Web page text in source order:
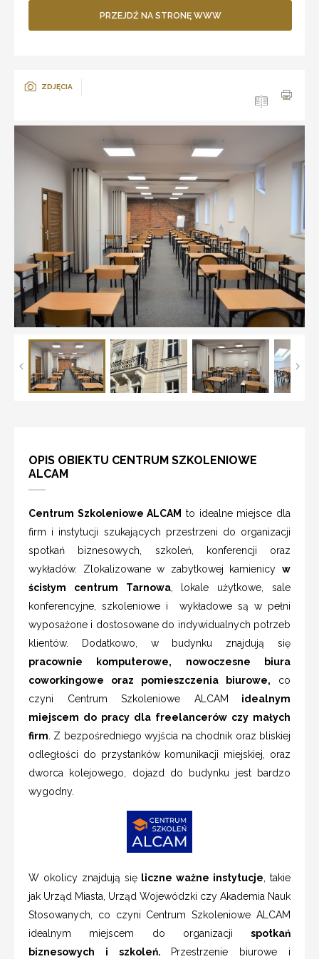
PRZEJDŹ NA STRONĘ WWW
ZDJĘCIA
OPIS OBIEKTU CENTRUM SZKOLENIOWE
ALCAM
Centrum Szkoleniowe ALCAM to idealne miejsce dla
firm i instytucji szukających przestrzeni do organizacji
spotkań biznesowych, szkoleń, konferencji oraz
wykładów. Zlokalizowane w zabytkowej kamienicy w
ścisłym centrum Tarnowa, lokale użytkowe, sale
konferencyjne, szkoleniowe i wykładowe są w pełni
wyposażone i dostosowane do indywidualnych potrzeb
klientów. Dodatkowo, w budynku znajdują się
pracownie komputerowe, nowoczesne biura
coworkingowe oraz pomieszczenia biurowe, co
czyni Centrum Szkoleniowe ALCAM idealnym
miejscem do pracy dla freelancerów czy małych
firm . Z bezpośredniego wyjścia na chodnik oraz bliskiej
odległości do przystanków komunikacji miejskiej, oraz
dworca kolejowego, dojazd do budynku jest bardzo
wygodny.
W okolicy znajdują się liczne ważne instytucje , takie
jak Urząd Miasta, Urząd Wojewódzki czy Akademia Nauk
Stosowanych, co czyni Centrum Szkoleniowe ALCAM
idealnym miejscem do organizacji spotkań
biznesowych i szkoleń. Przestrzenie biurowe i